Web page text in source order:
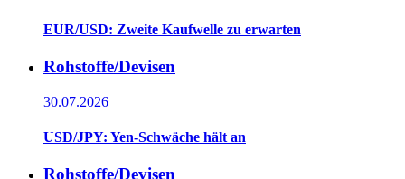
EUR/USD: Zweite Kaufwelle zu erwarten
Rohstoffe/Devisen
30.07.2026
USD/JPY: Yen-Schwäche hält an
Rohstoffe/Devisen